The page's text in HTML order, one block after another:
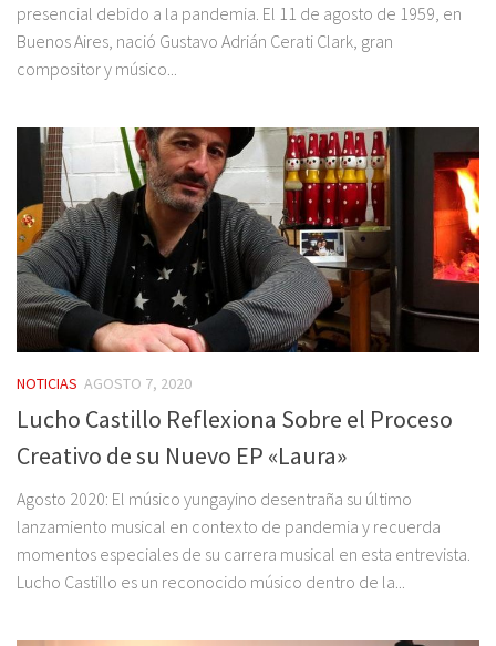
presencial debido a la pandemia. El 11 de agosto de 1959, en
Buenos Aires, nació Gustavo Adrián Cerati Clark, gran
compositor y músico...
NOTICIAS AGOSTO 7, 2020
Lucho Castillo Reflexiona Sobre el Proceso
Creativo de su Nuevo EP «Laura»
Agosto 2020: El músico yungayino desentraña su último
lanzamiento musical en contexto de pandemia y recuerda
momentos especiales de su carrera musical en esta entrevista.
Lucho Castillo es un reconocido músico dentro de la...